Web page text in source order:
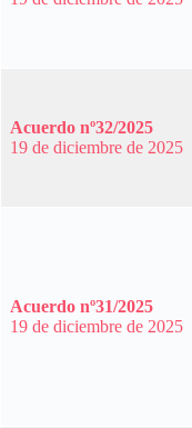
Acuerdo nº32/2025
19 de diciembre de 2025
Acuerdo nº31/2025
19 de diciembre de 2025